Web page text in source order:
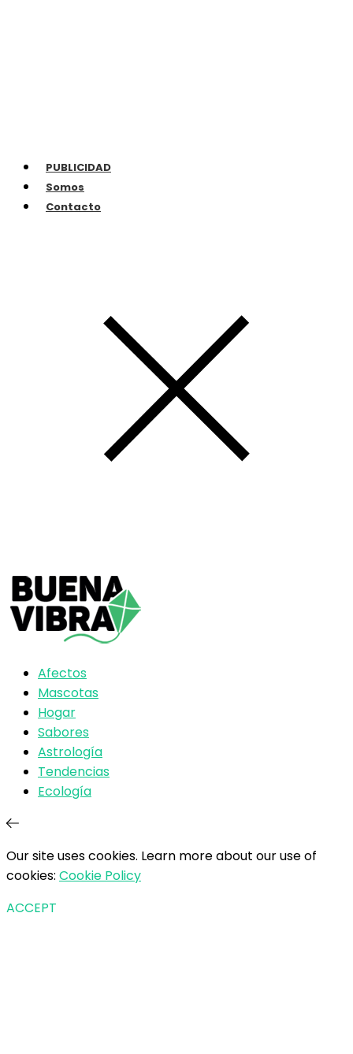
PUBLICIDAD
Somos
Contacto
Afectos
Mascotas
Hogar
Sabores
Astrología
Tendencias
Ecología
Our site uses cookies. Learn more about our use of
cookies: Cookie Policy
ACCEPT